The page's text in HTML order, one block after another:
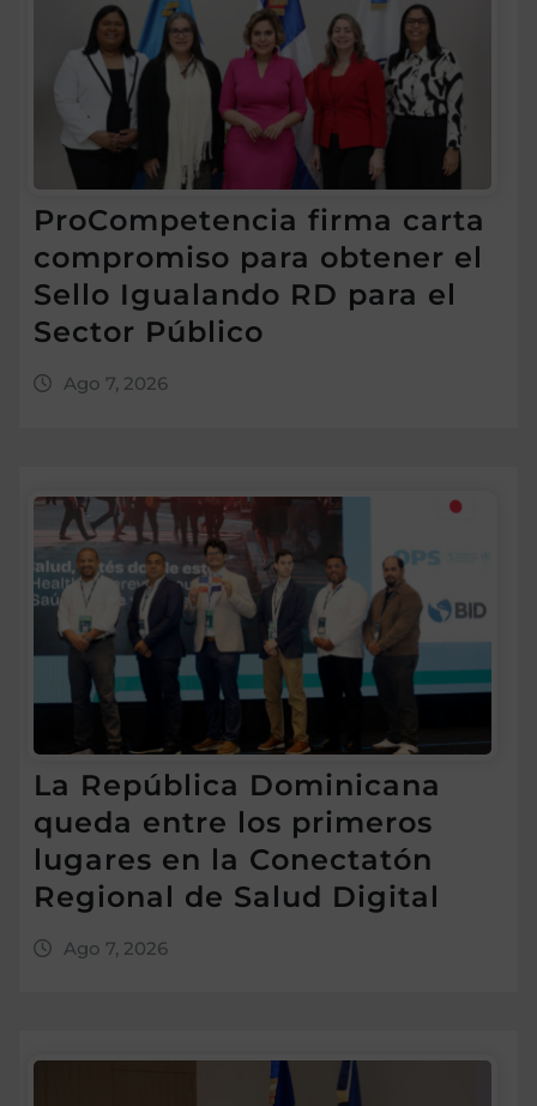
ProCompetencia firma carta
compromiso para obtener el
Sello Igualando RD para el
Sector Público
Ago 7, 2026
La República Dominicana
queda entre los primeros
lugares en la Conectatón
Regional de Salud Digital
Ago 7, 2026